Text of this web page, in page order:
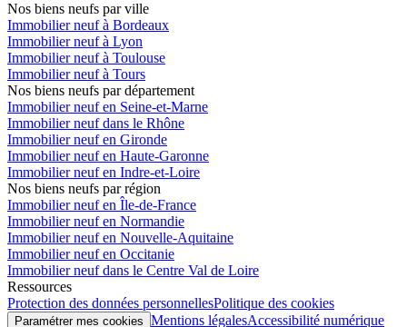
Nos biens neufs par ville
Immobilier neuf à Bordeaux
Immobilier neuf à Lyon
Immobilier neuf à Toulouse
Immobilier neuf à Tours
Nos biens neufs par département
Immobilier neuf en Seine-et-Marne
Immobilier neuf dans le Rhône
Immobilier neuf en Gironde
Immobilier neuf en Haute-Garonne
Immobilier neuf en Indre-et-Loire
Nos biens neufs par région
Immobilier neuf en Île-de-France
Immobilier neuf en Normandie
Immobilier neuf en Nouvelle-Aquitaine
Immobilier neuf en Occitanie
Immobilier neuf dans le Centre Val de Loire
Ressources
Protection des données personnellesPolitique des cookies
Paramétrer mes cookies Mentions légalesAccessibilité numérique